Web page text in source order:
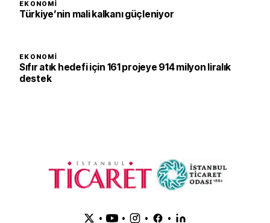
EKONOMI
Türkiye’nin mali kalkanı güçleniyor
EKONOMI
Sıfır atık hedefi için 161 projeye 914 milyon liralık
destek
• • • •